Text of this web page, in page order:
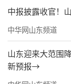
中报披露收官！
中华网山东频道
山东迎来大范围
新预报→